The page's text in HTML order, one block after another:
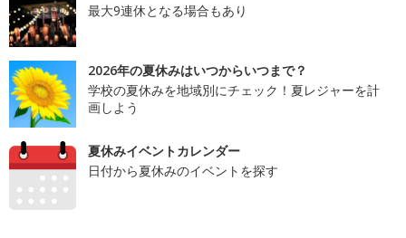
最大9連休となる場合もあり
2026年の夏休みはいつからいつまで？
学校の夏休みを地域別にチェック！夏レジャーを計
画しよう
夏休みイベントカレンダー
日付から夏休みのイベントを探す